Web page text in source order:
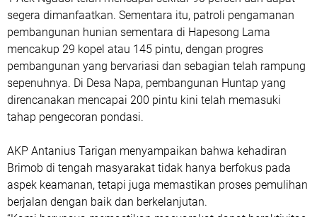
segera dimanfaatkan. Sementara itu, patroli pengamanan
pembangunan hunian sementara di Hapesong Lama
mencakup 29 kopel atau 145 pintu, dengan progres
pembangunan yang bervariasi dan sebagian telah rampung
sepenuhnya. Di Desa Napa, pembangunan Huntap yang
direncanakan mencapai 200 pintu kini telah memasuki
tahap pengecoran pondasi.
AKP Antanius Tarigan menyampaikan bahwa kehadiran
Brimob di tengah masyarakat tidak hanya berfokus pada
aspek keamanan, tetapi juga memastikan proses pemulihan
berjalan dengan baik dan berkelanjutan.